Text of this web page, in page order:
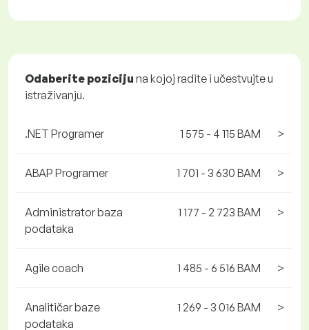
Odaberite poziciju na kojoj radite i učestvujte u
istraživanju.
.NET Programer 1 575 - 4 115 BAM >
ABAP Programer 1 701 - 3 630 BAM >
Administrator baza
podataka
1 177 - 2 723 BAM >
Agile coach 1 485 - 6 516 BAM >
Analitičar baze
podataka
1 269 - 3 016 BAM >